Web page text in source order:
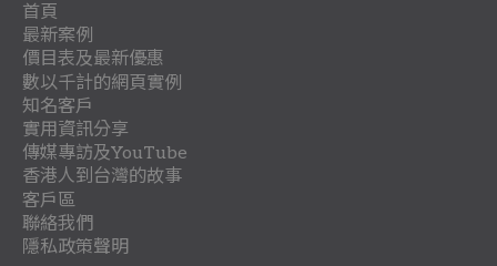
首頁
背
景
分
享
關
於
我
們
作
品
收
費
聯
絡
最新案例
一
頁
式
網
站
案
例
多
頁
式
網
站
案
例
行
業
案
例
價目表及最新優惠
網
站
架
設
優
惠
方
立
即
登
記
優
惠
數以千計的網頁實例
客
戶
總
目
錄
地
產
.
室
內
團
體
.
協
教
育
及
時
裝
日
飲
知名客戶
實用資訊分享
懶
人
包
最
新
網
網
路
各
進
傳媒專訪及YouTube
傳
媒
專
香
港
阿
阿
香港人到台灣的故事
香
港
移
雅
客戶區
系
插
聯絡我們
隱私政策聲明